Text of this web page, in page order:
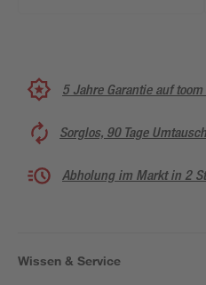
5 Jahre Garantie auf
Sorglos, 90 Tage
Abholung im Markt in 2
Wissen & Service